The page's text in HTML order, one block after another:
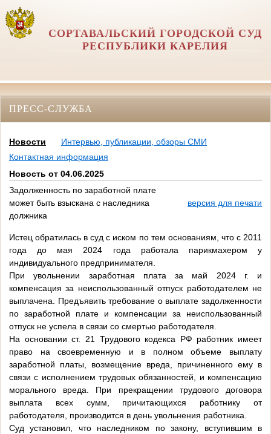
СОРТАВАЛЬСКИЙ ГОРОДСКОЙ СУД
РЕСПУБЛИКИ КАРЕЛИЯ
ПРЕСС-СЛУЖБА
Новости
Интервью, публикации, обзоры СМИ
Контактная информация
Новость от 04.06.2025
Задолженность по заработной плате
может быть взыскана с наследника
должника
версия для печати
Истец обратилась в суд с иском по тем основаниям, что с 2011
года до мая 2024 года работала парикмахером у
индивидуального предпринимателя.
При увольнении заработная плата за май 2024 г. и
компенсация за неиспользованный отпуск работодателем не
выплачена. Предъявить требование о выплате задолженности
по заработной плате и компенсации за неиспользованный
отпуск не успела в связи со смертью работодателя.
На основании ст. 21 Трудового кодекса РФ работник имеет
право на своевременную и в полном объеме выплату
заработной платы, возмещение вреда, причиненного ему в
связи с исполнением трудовых обязанностей, и компенсацию
морального вреда. При прекращении трудового договора
выплата всех сумм, причитающихся работнику от
работодателя, производится в день увольнения работника.
Суд установил, что наследником по закону, вступившим в